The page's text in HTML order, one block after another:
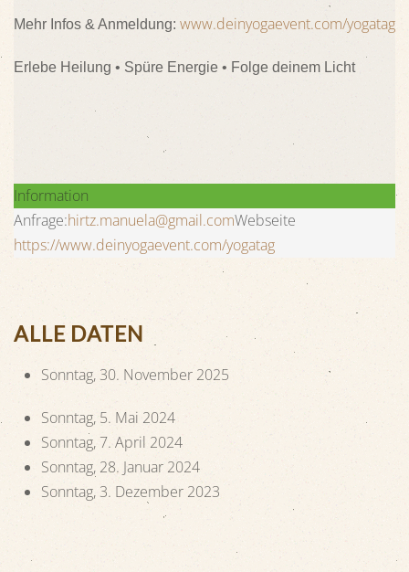
Mehr Infos & Anmeldung: www.deinyogaevent.com/yogatag
Erlebe Heilung • Spüre Energie • Folge deinem Licht
Information
Anfrage:hirtz.manuela@gmail.comWebseite
https://www.deinyogaevent.com/yogatag
ALLE DATEN
Sonntag, 30. November 2025
Sonntag, 5. Mai 2024
Sonntag, 7. April 2024
Sonntag, 28. Januar 2024
Sonntag, 3. Dezember 2023